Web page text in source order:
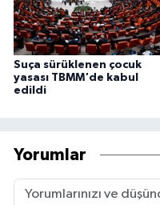
Suça sürüklenen çocuk
yasası TBMM'de kabul
edildi
Yorumlar